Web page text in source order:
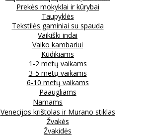
Prekės mokyklai ir kūrybai
Taupyklės
Tekstilės gaminiai su spauda
Vaikiški indai
Vaiko kambariui
Kūdikiams
1-2 metų vaikams
3-5 metų vaikams
6-10 metų vaikams
Paaugliams
Namams
Venecijos krištolas ir Murano stiklas
Žvakės
Žvakidės